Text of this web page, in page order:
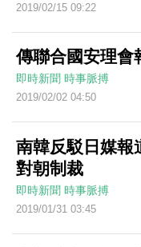
2019/02/15 09:22
傳聯合國安理會
即時新聞 時事脈搏
2019/02/02 04:50
南韓反駁日媒報
對朝制裁
即時新聞 時事脈搏
2019/01/31 03:45